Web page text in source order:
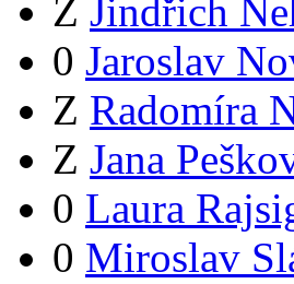
Z Jindřich
0 Jaroslav
Z Radomíra
Z Jana
0 Laura
0 Miroslav